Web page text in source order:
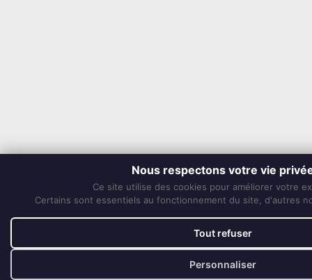
Nous respectons votre vie
Ce site utilise des cookies pour améliorer votre
Certains sont essentiels au fonctionnement du site, d'autres
Tout refuser
Personnaliser